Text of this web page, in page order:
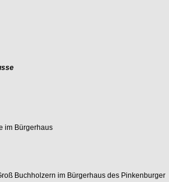
im Bürgerhaus
Buchholzern im Bürgerhaus des Pinkenburger